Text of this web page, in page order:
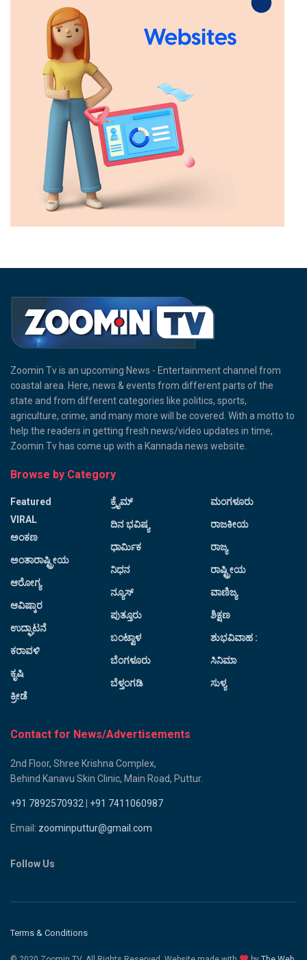
Zoomin Tv is an upcoming News - Entertainment channel from
coastal area. Here, news & events from different parts of the
state and from different categories like politics, sports,
agriculture, crime, and many more will be covered. With a motto to
help the readers in getting fresh news/video updates in time,
Zoomin Tv has come up with a Kannada news website.
Browse by Category
Featured
VIRAL
ಅಂಕಣ
ಅಂತಾರಾಷ್ಟ್ರೀಯ
ಆರೋಗ್ಯ
ಆವಿಷ್ಕಾರ
ಉದ್ಘಾಟನೆ
ಕರಾವಳಿ
ಕೃಷಿ
ಕ್ರೀಡೆ
ಕ್ರೈಮ್
ದಿನ ಭವಿಷ್ಯ
ಧಾರ್ಮಿಕ
ನಿಧನ
ನ್ಯೂಸ್
ಪುತ್ತೂರು
ಬಂಟ್ವಾಳ
ಬೆಂಗಳೂರು
ಬೆಳ್ತಂಗಡಿ
ಮಂಗಳೂರು
ರಾಜಕೀಯ
ರಾಜ್ಯ
ರಾಷ್ಟ್ರೀಯ
ವಾಣಿಜ್ಯ
ಶಿಕ್ಷಣ
ಶುಭವಿವಾಹ :
ಸಿನಿಮಾ
ಸುಳ್ಯ
Contact for News/Advertisements
2nd Floor, Shree Krishna Complex,
Behind Kanavu Skin Clinic, Main Road, Puttur.
+91 7892570932 +91 7411060987
Email: zoominputtur@gmail.com
Follow Us
Terms & Conditions